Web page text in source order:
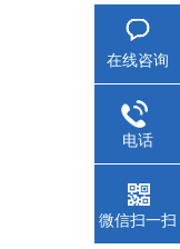
在线咨询
电话
微信扫一扫